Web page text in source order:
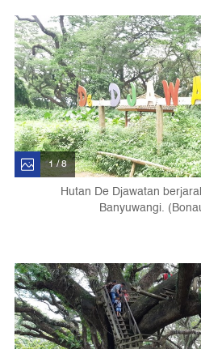
1 / 8
Hutan De Djawatan
Banyuwangi.